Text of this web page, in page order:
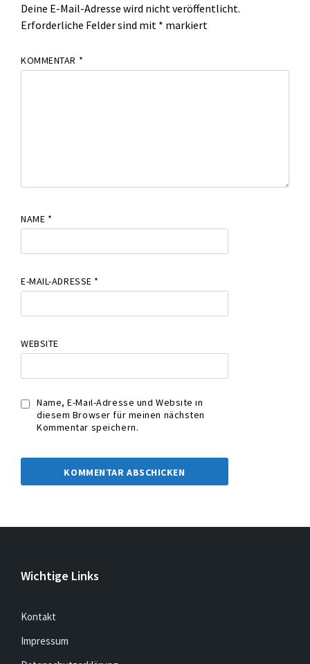
Deine E-Mail-Adresse wird nicht veröffentlicht.
Erforderliche Felder sind mit * markiert
KOMMENTAR *
NAME *
E-MAIL-ADRESSE *
WEBSITE
Name, E-Mail-Adresse und Website in
diesem Browser für meinen nächsten
Kommentar speichern.
Wichtige Links
Kontakt
Impressum